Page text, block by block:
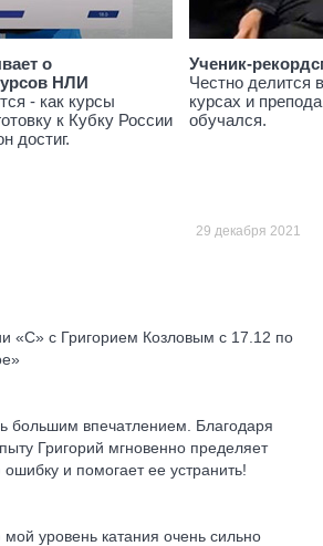
о
НЛИ
- как курсы
к Кубку России
достиг.
Ученик-
Честно делится
курсах и
обучался.
29 декабря 2021
«С» с Григорием Козловым с 17.12 по
большим впечатлением. Благодаря
Григорий мгновенно пределяет
и помогает ее устранить!
уровень катания очень сильно